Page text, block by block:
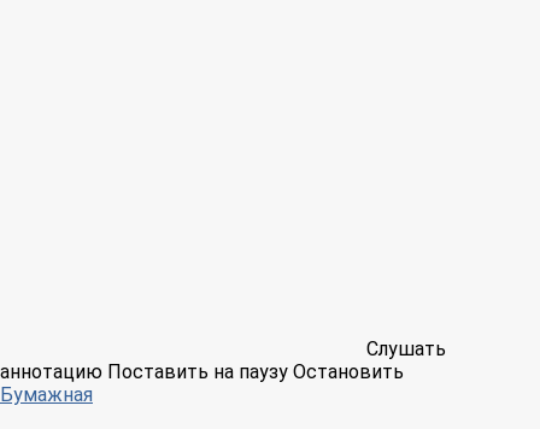
Слушать
аннотацию Поставить на паузу Остановить
Бумажная